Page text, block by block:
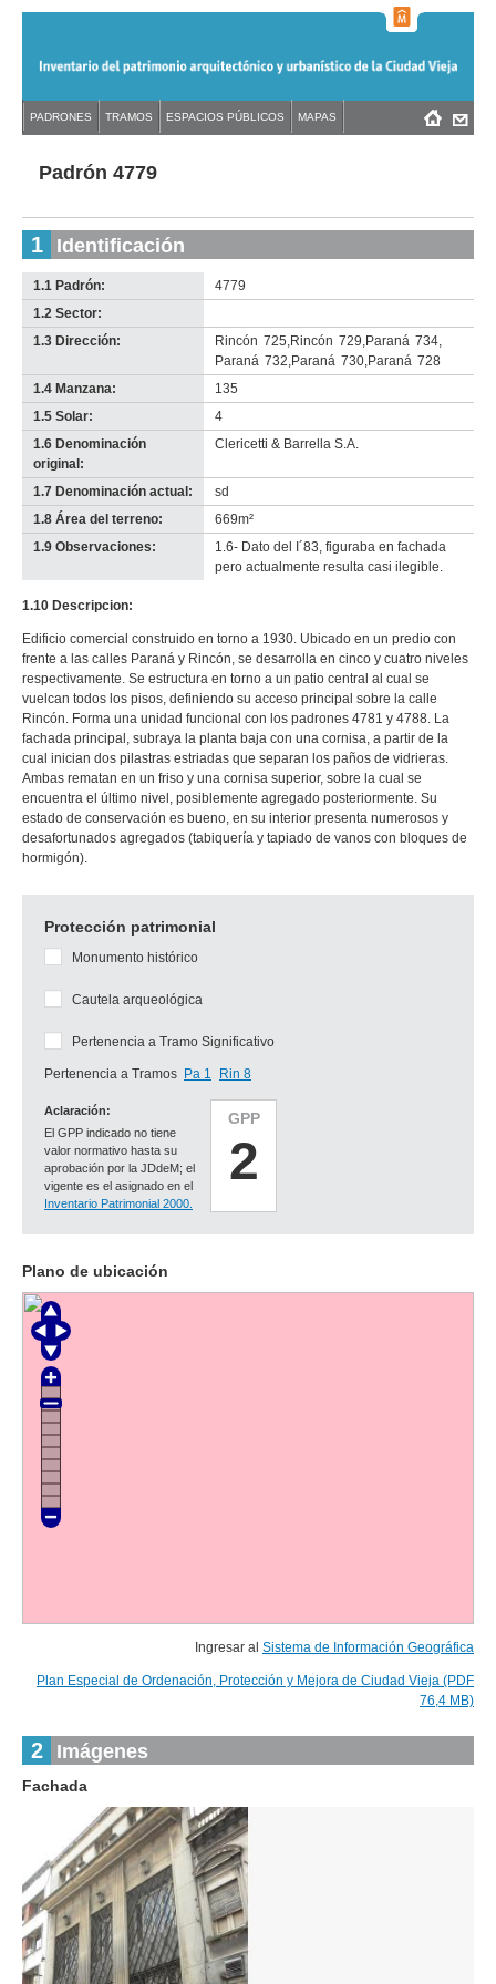
navigation
Back
topPadrón 4779
1 Identificación
1.1 Padrón:
4779
1.2 Sector:
no
info-
1.3 Dirección: Rincón 725,Rincón 729,Paraná 734,
Paraná 732,Paraná 730,Paraná 728
1.4 Manzana:
135
1.5 Solar:
4
1.6 Denominación
original:
Clericetti & Barrella S.A.
1.7 Denominación actual:
sd
1.8 Área del terreno:
669m²
1.9 Observaciones:
1.6- Dato del I´83, figuraba en fachada
pero actualmente resulta casi ilegible.
1.10 Descripcion:
Edificio comercial construido en torno a 1930. Ubicado en un predio con
frente a las calles Paraná y Rincón, se desarrolla en cinco y cuatro niveles
respectivamente. Se estructura en torno a un patio central al cual se
vuelcan todos los pisos, definiendo su acceso principal sobre la calle
Rincón. Forma una unidad funcional con los padrones 4781 y 4788. La
fachada principal, subraya la planta baja con una cornisa, a partir de la
cual inician dos pilastras estriadas que separan los paños de vidrieras.
Ambas rematan en un friso y una cornisa superior, sobre la cual se
encuentra el último nivel, posiblemente agregado posteriormente. Su
estado de conservación es bueno, en su interior presenta numerosos y
desafortunados agregados (tabiquería y tapiado de vanos con bloques de
hormigón).
Protección patrimonial
GPP
2
Aclaración:
El GPP indicado no tiene
valor normativo hasta su
aprobación por la JDdeM; el
vigente es el asignado en el
Inventario Patrimonial 2000.
Monumento histórico
Cautela arqueológica
Pertenencia a Tramo Significativo
Pertenencia a Tramos Pa 1 Rin 8
Plano de ubicación
Ingresar al Sistema de Información Geográfica
Plan Especial de Ordenación, Protección y Mejora de Ciudad Vieja (PDF
76,4 MB)
2 Imágenes
Fachada
Back
to Menú
PADRONES TRAMOS ESPACIOS PÚBLICOS MAPAS